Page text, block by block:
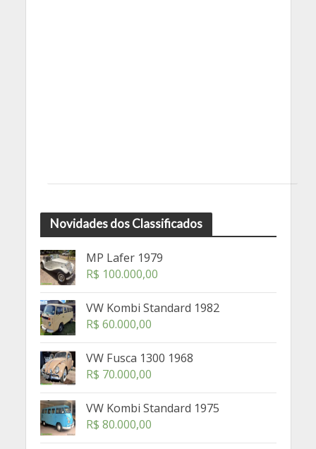
Novidades dos Classificados
MP Lafer 1979
R$ 100.000,00
VW Kombi Standard 1982
R$ 60.000,00
VW Fusca 1300 1968
R$ 70.000,00
VW Kombi Standard 1975
R$ 80.000,00